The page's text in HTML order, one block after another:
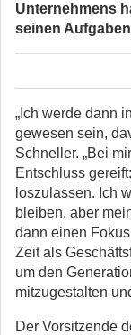
Unternehmens
seinen
„Ich werde dann
gewesen sein,
Schneller. „Bei
Entschluss
loszulassen. Ich
bleiben, aber
dann einen
Zeit als
um den
mitzugestalten
Der Vorsitzende